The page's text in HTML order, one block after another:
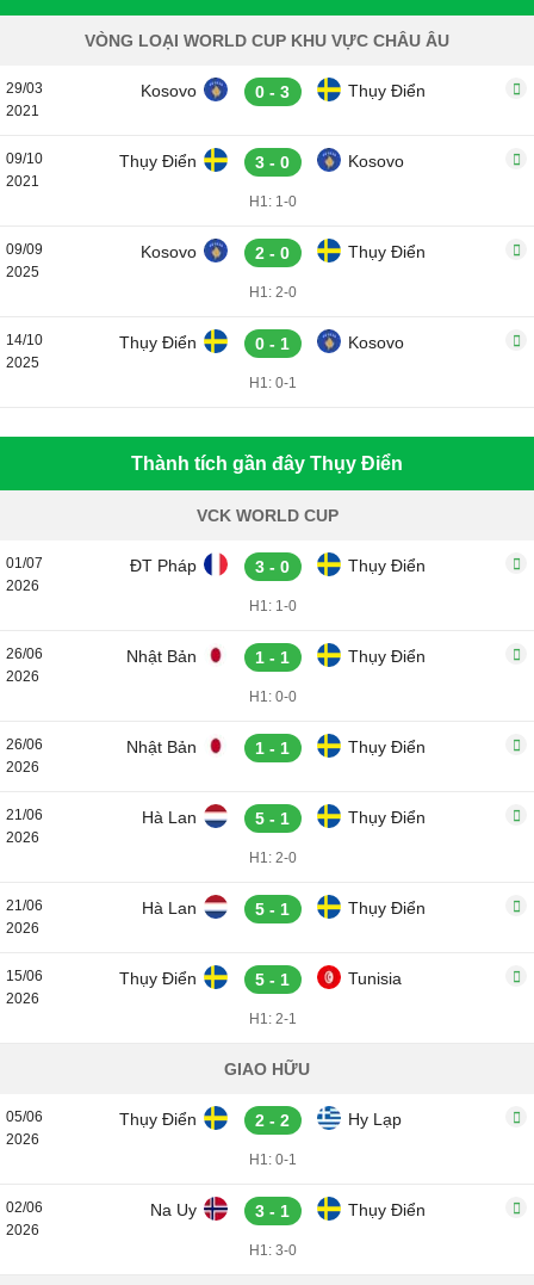
VÒNG LOẠI WORLD CUP KHU VỰC CHÂU ÂU
29/03
2021
Kosovo 0 - 3 Thụy Điển
09/10
2021
Thụy Điển 3 - 0 Kosovo
H1: 1-0
09/09
2025
Kosovo 2 - 0 Thụy Điển
H1: 2-0
14/10
2025
Thụy Điển 0 - 1 Kosovo
H1: 0-1
Thành tích gần đây Thụy Điển
VCK WORLD CUP
01/07
2026
ĐT Pháp 3 - 0 Thụy Điển
H1: 1-0
26/06
2026
Nhật Bản 1 - 1 Thụy Điển
H1: 0-0
26/06
2026
Nhật Bản 1 - 1 Thụy Điển
21/06
2026
Hà Lan 5 - 1 Thụy Điển
H1: 2-0
21/06
2026
Hà Lan 5 - 1 Thụy Điển
15/06
2026
Thụy Điển 5 - 1 Tunisia
H1: 2-1
GIAO HỮU
05/06
2026
Thụy Điển 2 - 2 Hy Lạp
H1: 0-1
02/06
2026
Na Uy 3 - 1 Thụy Điển
H1: 3-0